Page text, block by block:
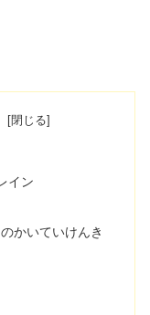
イン
かいていけんき